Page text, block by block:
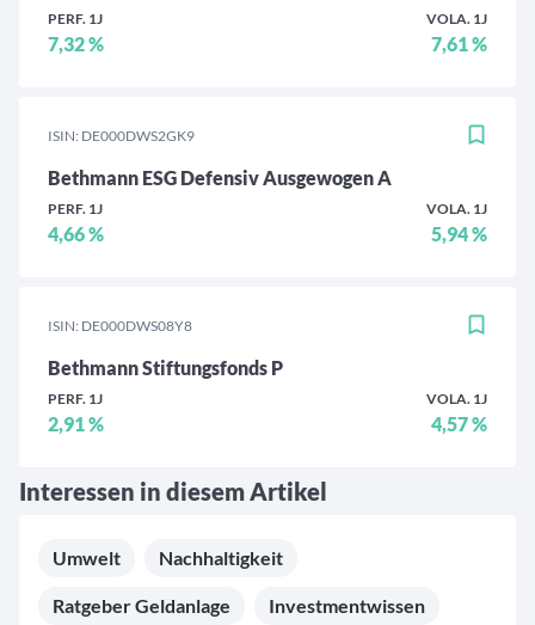
PERF. 1J
7,32 %
VOLA. 1J
7,61 %
ISIN: DE000DWS2GK9
Bethmann ESG Defensiv Ausgewogen A
PERF. 1J
4,66 %
VOLA. 1J
5,94 %
ISIN: DE000DWS08Y8
Bethmann Stiftungsfonds P
PERF. 1J
2,91 %
VOLA. 1J
4,57 %
Interessen in diesem Artikel
Umwelt Nachhaltigkeit
Ratgeber Geldanlage Investmentwissen